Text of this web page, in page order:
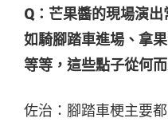
Q： 芒果醬的現場演
如騎腳踏車進場、拿
等等，這些點子從何而
佐治 ：腳踏車梗主要